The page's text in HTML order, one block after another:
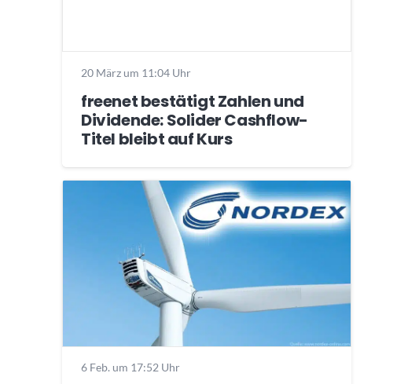
20 März um 11:04 Uhr
freenet bestätigt Zahlen und
Dividende: Solider Cashflow-
Titel bleibt auf Kurs
6 Feb. um 17:52 Uhr